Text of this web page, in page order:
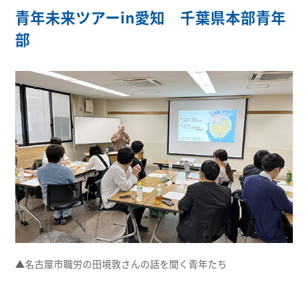
青年未来ツアーin愛知 千葉県本部青年
部
▲名古屋市職労の田境敦さんの話を聞く青年たち